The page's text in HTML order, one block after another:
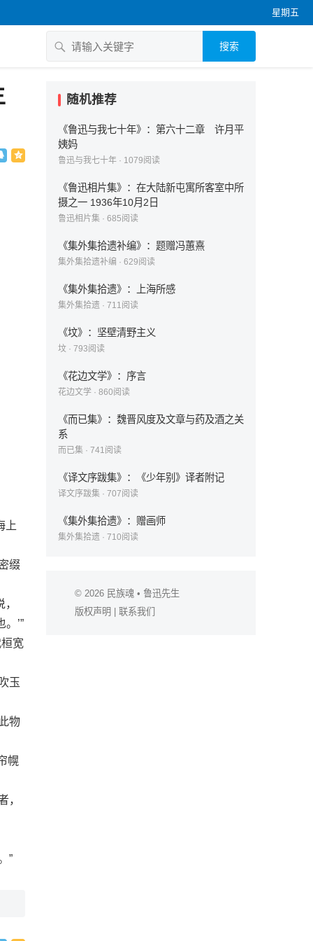
星期五
搜索
上
缀
’”
宽
玉
物
幌
，
”
随机推荐
《鲁迅与我七十年》：第六十二章 许月平
姨妈
鲁迅与我七十年 · 1079阅读
《鲁迅相片集》：在大陆新屯寓所客室中所
摄之一 1936年10月2日
鲁迅相片集 · 685阅读
《集外集拾遗补编》：题赠冯蕙熹
集外集拾遗补编 · 629阅读
《集外集拾遗》：上海所感
集外集拾遗 · 711阅读
《坟》：坚壁清野主义
坟 · 793阅读
《花边文学》：序言
花边文学 · 860阅读
《而已集》：魏晋风度及文章与药及酒之关
系
而已集 · 741阅读
《译文序跋集》：《少年别》译者附记
译文序跋集 · 707阅读
《集外集拾遗》：赠画师
集外集拾遗 · 710阅读
© 2026 民族魂 • 鲁迅先生
版权声明
联系我们